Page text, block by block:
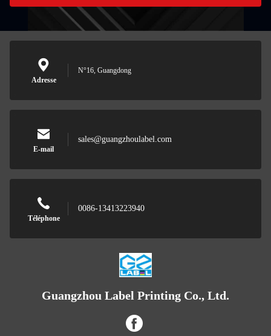
Adresse
N°16, Guangdong
E-mail
sales@guangzhoulabel.com
Téléphone
0086-13413223940
Guangzhou Label Printing Co., Ltd.